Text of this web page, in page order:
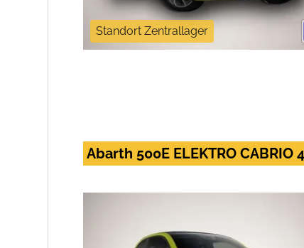
Standort Zentrallager
Abarth 500E ELEKTRO CABRIO